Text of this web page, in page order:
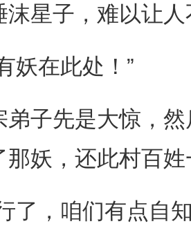
沫星子，难以让
在此处！”
先是大惊，然
那妖，还此村百
，咱们有点自知